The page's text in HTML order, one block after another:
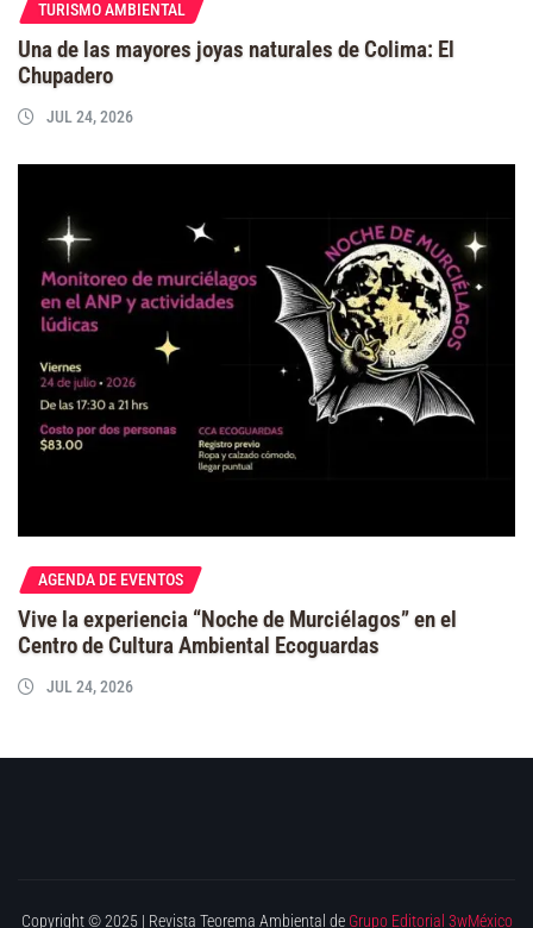
TURISMO AMBIENTAL
Una de las mayores joyas naturales de Colima: El
Chupadero
JUL 24, 2026
AGENDA DE EVENTOS
Vive la experiencia “Noche de Murciélagos” en el
Centro de Cultura Ambiental Ecoguardas
JUL 24, 2026
Copyright © 2025 | Revista Teorema Ambiental de Grupo Editorial 3wMéxico